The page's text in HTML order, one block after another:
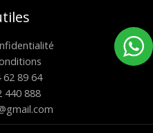
89 64
440 888